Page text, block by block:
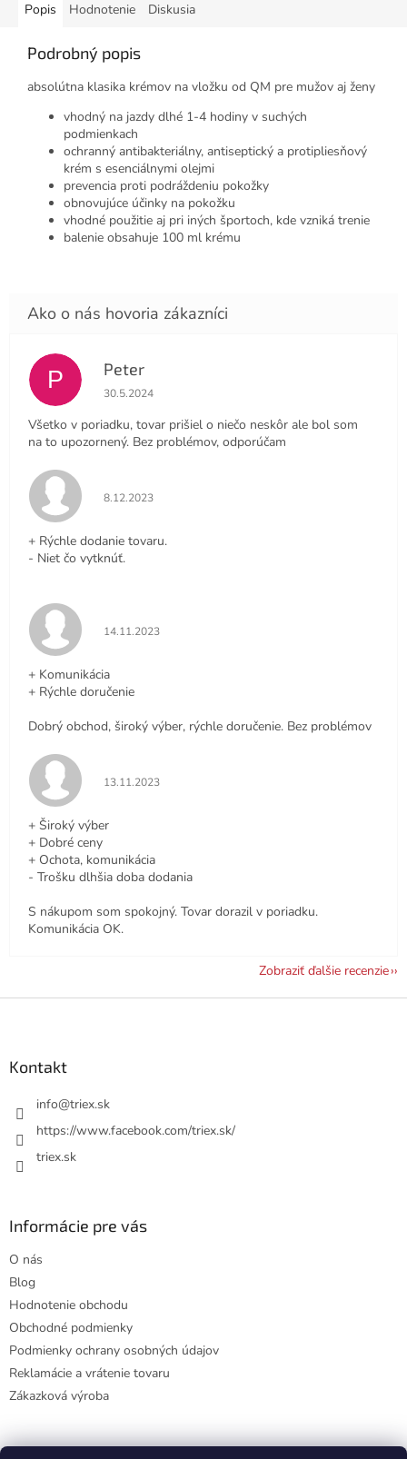
Popis Hodnotenie Diskusia
Podrobný popis
absolútna klasika krémov na vložku od QM pre mužov aj ženy
vhodný na jazdy dlhé 1-4 hodiny v suchých
podmienkach
ochranný antibakteriálny, antiseptický a protipliesňový
krém s esenciálnymi olejmi
prevencia proti podráždeniu pokožky
obnovujúce účinky na pokožku
vhodné použitie aj pri iných športoch, kde vzniká trenie
balenie obsahuje 100 ml krému
P Peter
Hodnotenie obchodu je 4 z 5 hviezdičiek.
30.5.2024
Všetko v poriadku, tovar prišiel o niečo neskôr ale bol som
na to upozornený. Bez problémov, odporúčam
Hodnotenie obchodu je 5 z 5 hviezdičiek.
8.12.2023
+ Rýchle dodanie tovaru.
- Niet čo vytknúť.
Hodnotenie obchodu je 5 z 5 hviezdičiek.
14.11.2023
+ Komunikácia
+ Rýchle doručenie
Dobrý obchod, široký výber, rýchle doručenie. Bez problémov
Hodnotenie obchodu je 5 z 5 hviezdičiek.
13.11.2023
+ Široký výber
+ Dobré ceny
+ Ochota, komunikácia
- Trošku dlhšia doba dodania
S nákupom som spokojný. Tovar dorazil v poriadku.
Komunikácia OK.
Zobraziť ďalšie recenzie
Kontakt
info@triex.sk
https://www.facebook.com/triex.sk/
triex.sk
Informácie pre vás
O nás
Blog
Hodnotenie obchodu
Obchodné podmienky
Podmienky ochrany osobných údajov
Reklamácie a vrátenie tovaru
Zákazková výroba